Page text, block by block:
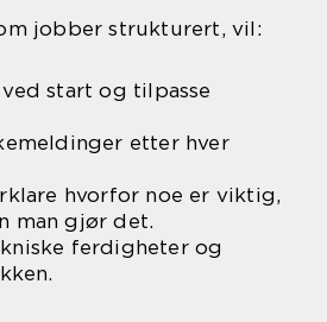
jobber strukturert, vil:
start og tilpasse
etter hver
hvorfor noe er viktig,
man gjør det.
ferdigheter og